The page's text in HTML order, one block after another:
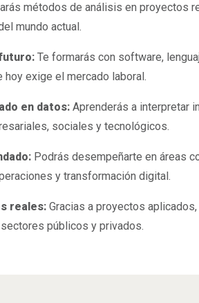
que impulsa
inteligentes.
métodos de análisis en proyectos
mundo actual.
Te formarás con software,
exige el mercado laboral.
en datos: Aprenderás a interpretar
sociales y tecnológicos.
Podrás desempeñarte en áreas
y transformación digital.
reales: Gracias a proyectos
públicos y privados.